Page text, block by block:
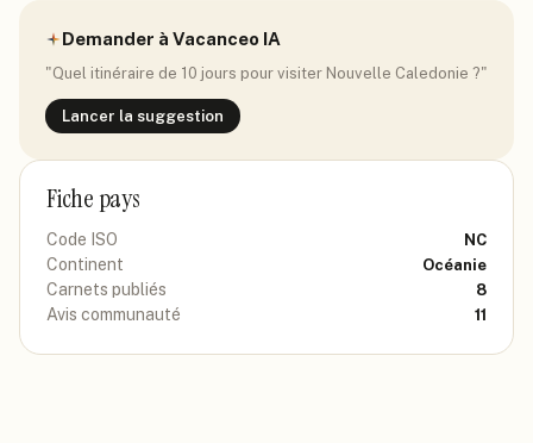
Demander à Vacanceo IA
"Quel itinéraire de 10 jours pour visiter Nouvelle Caledonie ?"
Lancer la suggestion
Fiche pays
Code ISO NC
Continent Océanie
Carnets publiés 8
Avis communauté 11